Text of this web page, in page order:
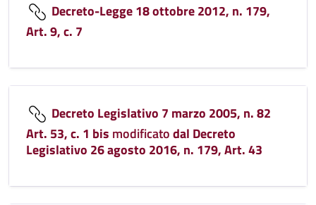
Decreto-Legge 18 ottobre 2012, n. 179,
Art. 9, c. 7
Decreto Legislativo 7 marzo 2005, n. 82
Art. 53, c. 1 bis modificatodal Decreto
Legislativo 26 agosto 2016, n. 179, Art. 43